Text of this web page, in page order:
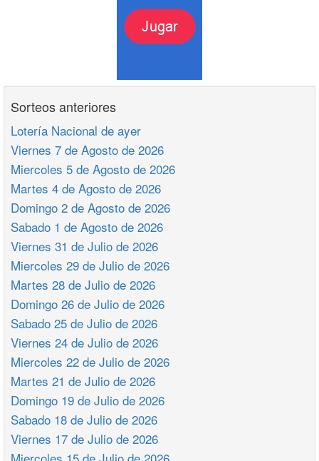
Sorteos anteriores
Lotería Nacional de ayer
Viernes 7 de Agosto de 2026
Miercoles 5 de Agosto de 2026
Martes 4 de Agosto de 2026
Domingo 2 de Agosto de 2026
Sabado 1 de Agosto de 2026
Viernes 31 de Julio de 2026
Miercoles 29 de Julio de 2026
Martes 28 de Julio de 2026
Domingo 26 de Julio de 2026
Sabado 25 de Julio de 2026
Viernes 24 de Julio de 2026
Miercoles 22 de Julio de 2026
Martes 21 de Julio de 2026
Domingo 19 de Julio de 2026
Sabado 18 de Julio de 2026
Viernes 17 de Julio de 2026